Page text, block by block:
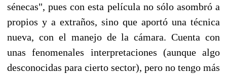
sénecas", pues con esta película no sólo asombró a
propios y a extraños, sino que aportó una técnica
nueva, con el manejo de la cámara. Cuenta con
unas fenomenales interpretaciones (aunque algo
desconocidas para cierto sector), pero no tengo más